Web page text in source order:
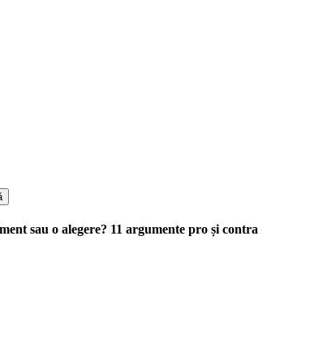
sau o alegere? 11 argumente pro și contra